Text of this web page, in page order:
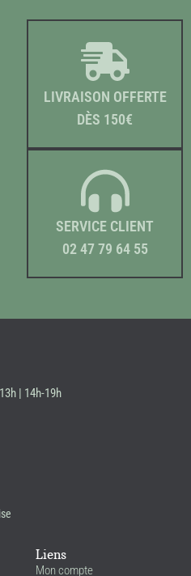
LIVRAISON OFFERTE
DÈS 150€
SERVICE CLIENT
02 47 79 64 55
| 14h-19h
Liens
Mon compte